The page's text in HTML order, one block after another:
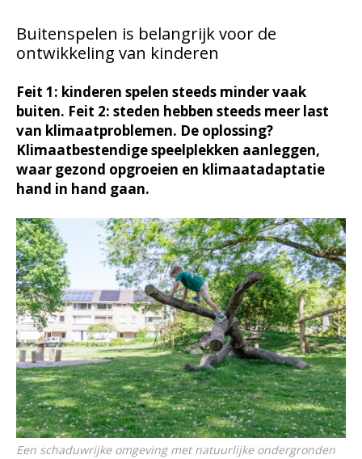
Buitenspelen is belangrijk voor de
ontwikkeling van kinderen
Feit 1: kinderen spelen steeds minder vaak
buiten. Feit 2: steden hebben steeds meer last
van klimaatproblemen. De oplossing?
Klimaatbestendige speelplekken aanleggen,
waar gezond opgroeien en klimaatadaptatie
hand in hand gaan.
Een schaduwrijke omgeving met natuurlijke ondergronden